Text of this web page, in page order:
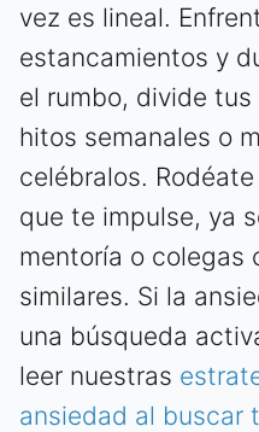
vez es lineal.
estancamientos y
el rumbo, divide
hitos semanales o
celébralos.
que te impulse, ya
mentoría o colegas
similares. Si la
una búsqueda
leer nuestras
ansiedad al buscar